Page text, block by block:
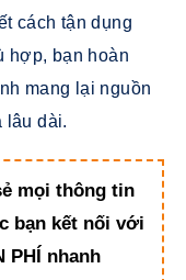
cách tận dụng
hợp, bạn hoàn
mang lại nguồn
lâu dài.
mọi thông tin
bạn kết nối với
PHÍ nhanh